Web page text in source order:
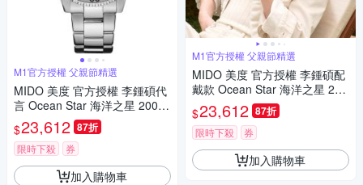
M1官方授權 父親節精選
MIDO 美度 官方授權 李鍾碩代
言 Ocean Star 海洋之星 200米
潛水機械錶 寵爸時刻 送禮推
薦-41mm M0269301103100
$23,612 87折
限時下殺 券
加入購物車
M1官方授權 父親節精選
MIDO 美度 官方授權 李鍾碩配
戴款 Ocean Star 海洋之星 200
米潛水機械錶 寵爸時刻 送禮推
薦-41mm M0269301104100
$23,612 87折
限時下殺 券
加入購物車